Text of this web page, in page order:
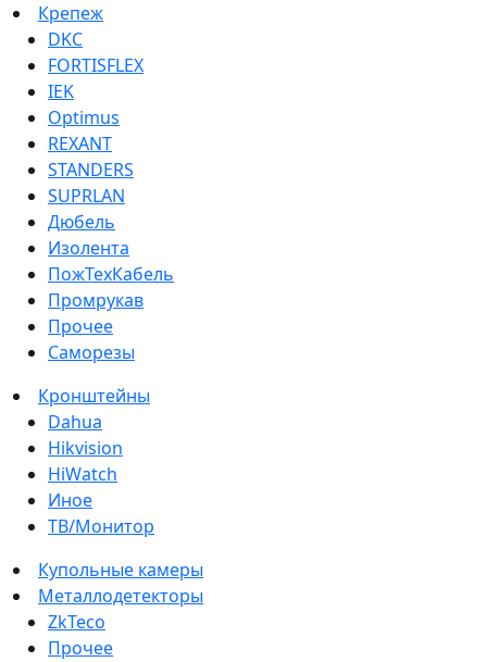
Крепеж
DKC
FORTISFLEX
IEK
Optimus
REXANT
STANDERS
SUPRLAN
Дюбель
Изолента
ПожТехКабель
Промрукав
Прочее
Саморезы
Кронштейны
Dahua
Hikvision
HiWatch
Иное
ТВ/Монитор
Купольные камеры
Металлодетекторы
ZkTeco
Прочее